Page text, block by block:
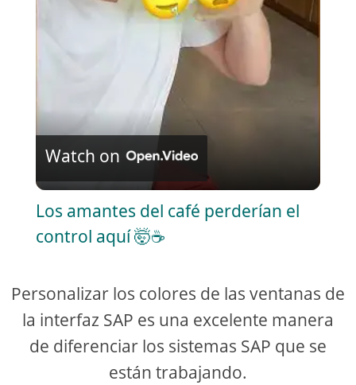
l
a
V
i
e
o
Watch on
Los amantes del café perderían el
control aquí 🤯☕
Personalizar los colores de las ventanas de
la interfaz SAP es una excelente manera
de diferenciar los sistemas SAP que se
están trabajando.